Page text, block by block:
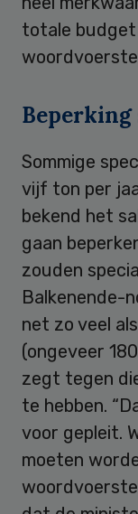
totale budget
Beperking
Sommige
vijf ton per
bekend het
gaan
zouden
Balkenende-
net zo veel
(ongeveer
zegt tegen
te hebben.
voor gepleit.
moeten